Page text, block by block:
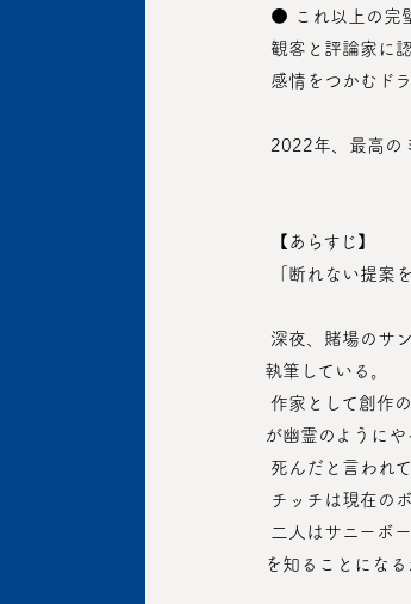
● これ以上の完
観客と評論家に
感情をつかむド
2022年、最高の
【あらすじ】
「断れない提案
執筆している。
が幽霊のようにや
死んだと言われ
チッチは現在の
を知ることにな